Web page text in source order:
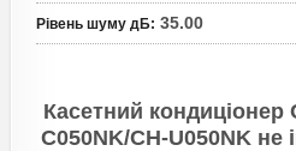
Рівень шуму дБ: 35.00
Касетний
C050NK/CH-U050NK не